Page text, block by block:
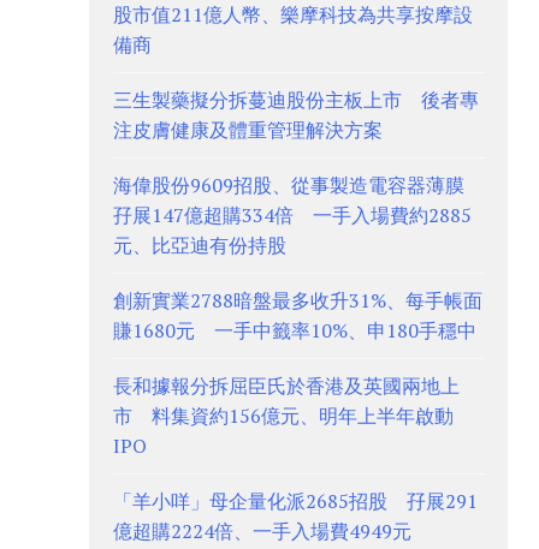
股市值211億人幣、樂摩科技為共享按摩設
備商
三生製藥擬分拆蔓迪股份主板上市 後者專
注皮膚健康及體重管理解決方案
海偉股份9609招股、從事製造電容器薄膜
孖展147億超購334倍 一手入場費約2885
元、比亞迪有份持股
創新實業2788暗盤最多收升31%、每手帳面
賺1680元 一手中籤率10%、申180手穩中
長和據報分拆屈臣氏於香港及英國兩地上
市 料集資約156億元、明年上半年啟動
IPO
「羊小咩」母企量化派2685招股 孖展291
億超購2224倍、一手入場費4949元